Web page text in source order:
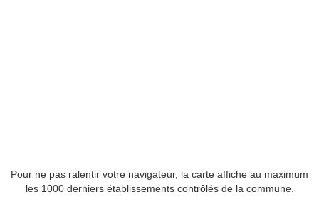
Pour ne pas ralentir votre navigateur, la carte affiche au maximum
les 1000 derniers établissements contrôlés de la commune.